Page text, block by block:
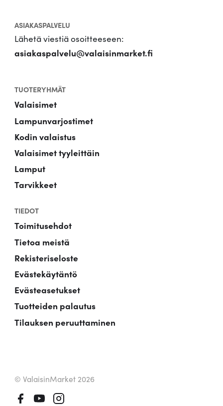
ASIAKASPALVELU
Lähetä viestiä osoitteeseen:
asiakaspalvelu@valaisinmarket.fi
TUOTERYHMÄT
Valaisimet
Lampunvarjostimet
Kodin valaistus
Valaisimet tyyleittäin
Lamput
Tarvikkeet
TIEDOT
Toimitusehdot
Tietoa meistä
Rekisteriseloste
Evästekäytäntö
Evästeasetukset
Tuotteiden palautus
Tilauksen peruuttaminen
© ValaisinMarket 2026
FacebookYoutubeInstagram